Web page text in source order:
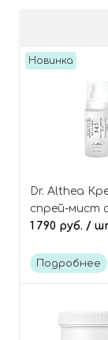
Новинка
Dr. Althea
спрей-мист
мл), 345 Relief
1 790 руб. /
Подробнее